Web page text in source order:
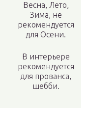
Весна, Лето,
Зима, не
рекомендуется
для Осени.
В интерьере
рекомендуется
для прованса,
шебби.